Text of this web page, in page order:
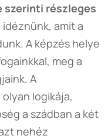
szerinti részleges
amit a
A képzés helye
meg a
A
logikája,
a szádban a két
nehéz